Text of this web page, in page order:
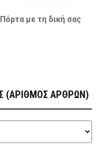
με τη δική σας
(ΑΡΙΘΜΟΣ ΑΡΘΡΩΝ)